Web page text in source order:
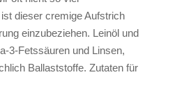
dieser cremige Aufstrich
einzubeziehen. Leinöl und
3-Fetssäuren und Linsen,
Ballaststoffe. Zutaten für